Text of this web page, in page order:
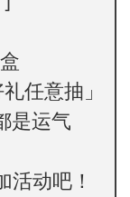
礼任意抽」
是运气
活动吧！